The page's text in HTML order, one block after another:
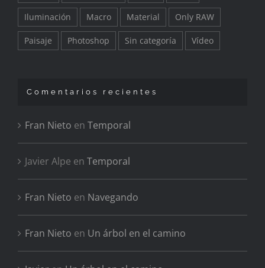
Iluminación Macro Material Only RAW
Paisaje Photoshop Sin categoría Vídeo
Comentarios recientes
Fran Nieto en Temporal
Javier Alpe en Temporal
Fran Nieto en Navegando
Fran Nieto en Un árbol en el camino